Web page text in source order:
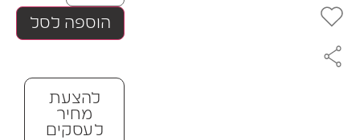
הוספה לסל
להצעת
מחיר
לעסקים